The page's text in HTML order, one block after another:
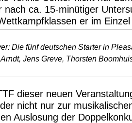
nach ca. 15-minütiger
er im
Die fünf deutschen Starter in
Jens Greve, Thorsten
dieser neuen
nicht nur zur
Auslosung der